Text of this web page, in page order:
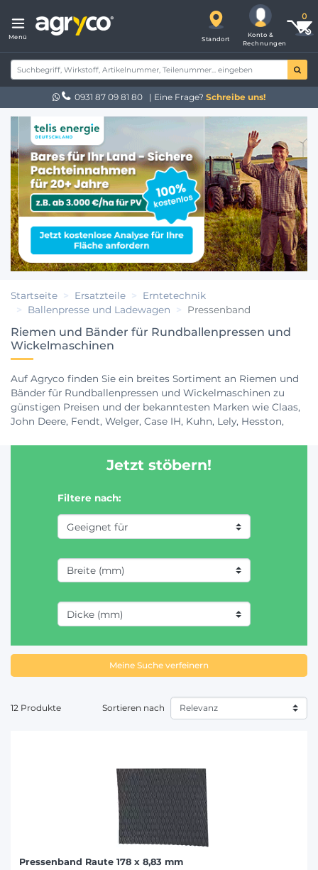
Menü Standort
Konto &
Rechnungen
0931 87 09 81 80 | Eine Frage? Schreibe uns!
Startseite Ersatzteile
Erntetechnik
Ballenpresse und Ladewagen
Pressenband
Riemen und Bänder für Rundballenpressen und
Wickelmaschinen
Auf Agryco finden Sie ein breites Sortiment an Riemen und
Bänder für Rundballenpressen und Wickelmaschinen zu
günstigen Preisen und der bekanntesten Marken wie Claas,
John Deere, Fendt, Welger, Case IH, Kuhn, Lely, Hesston,
Jetzt stöbern!
Filtere nach:
Meine Suche verfeinern
12 Produkte Sortieren nach
Pressenband Raute 178 x 8,83 mm